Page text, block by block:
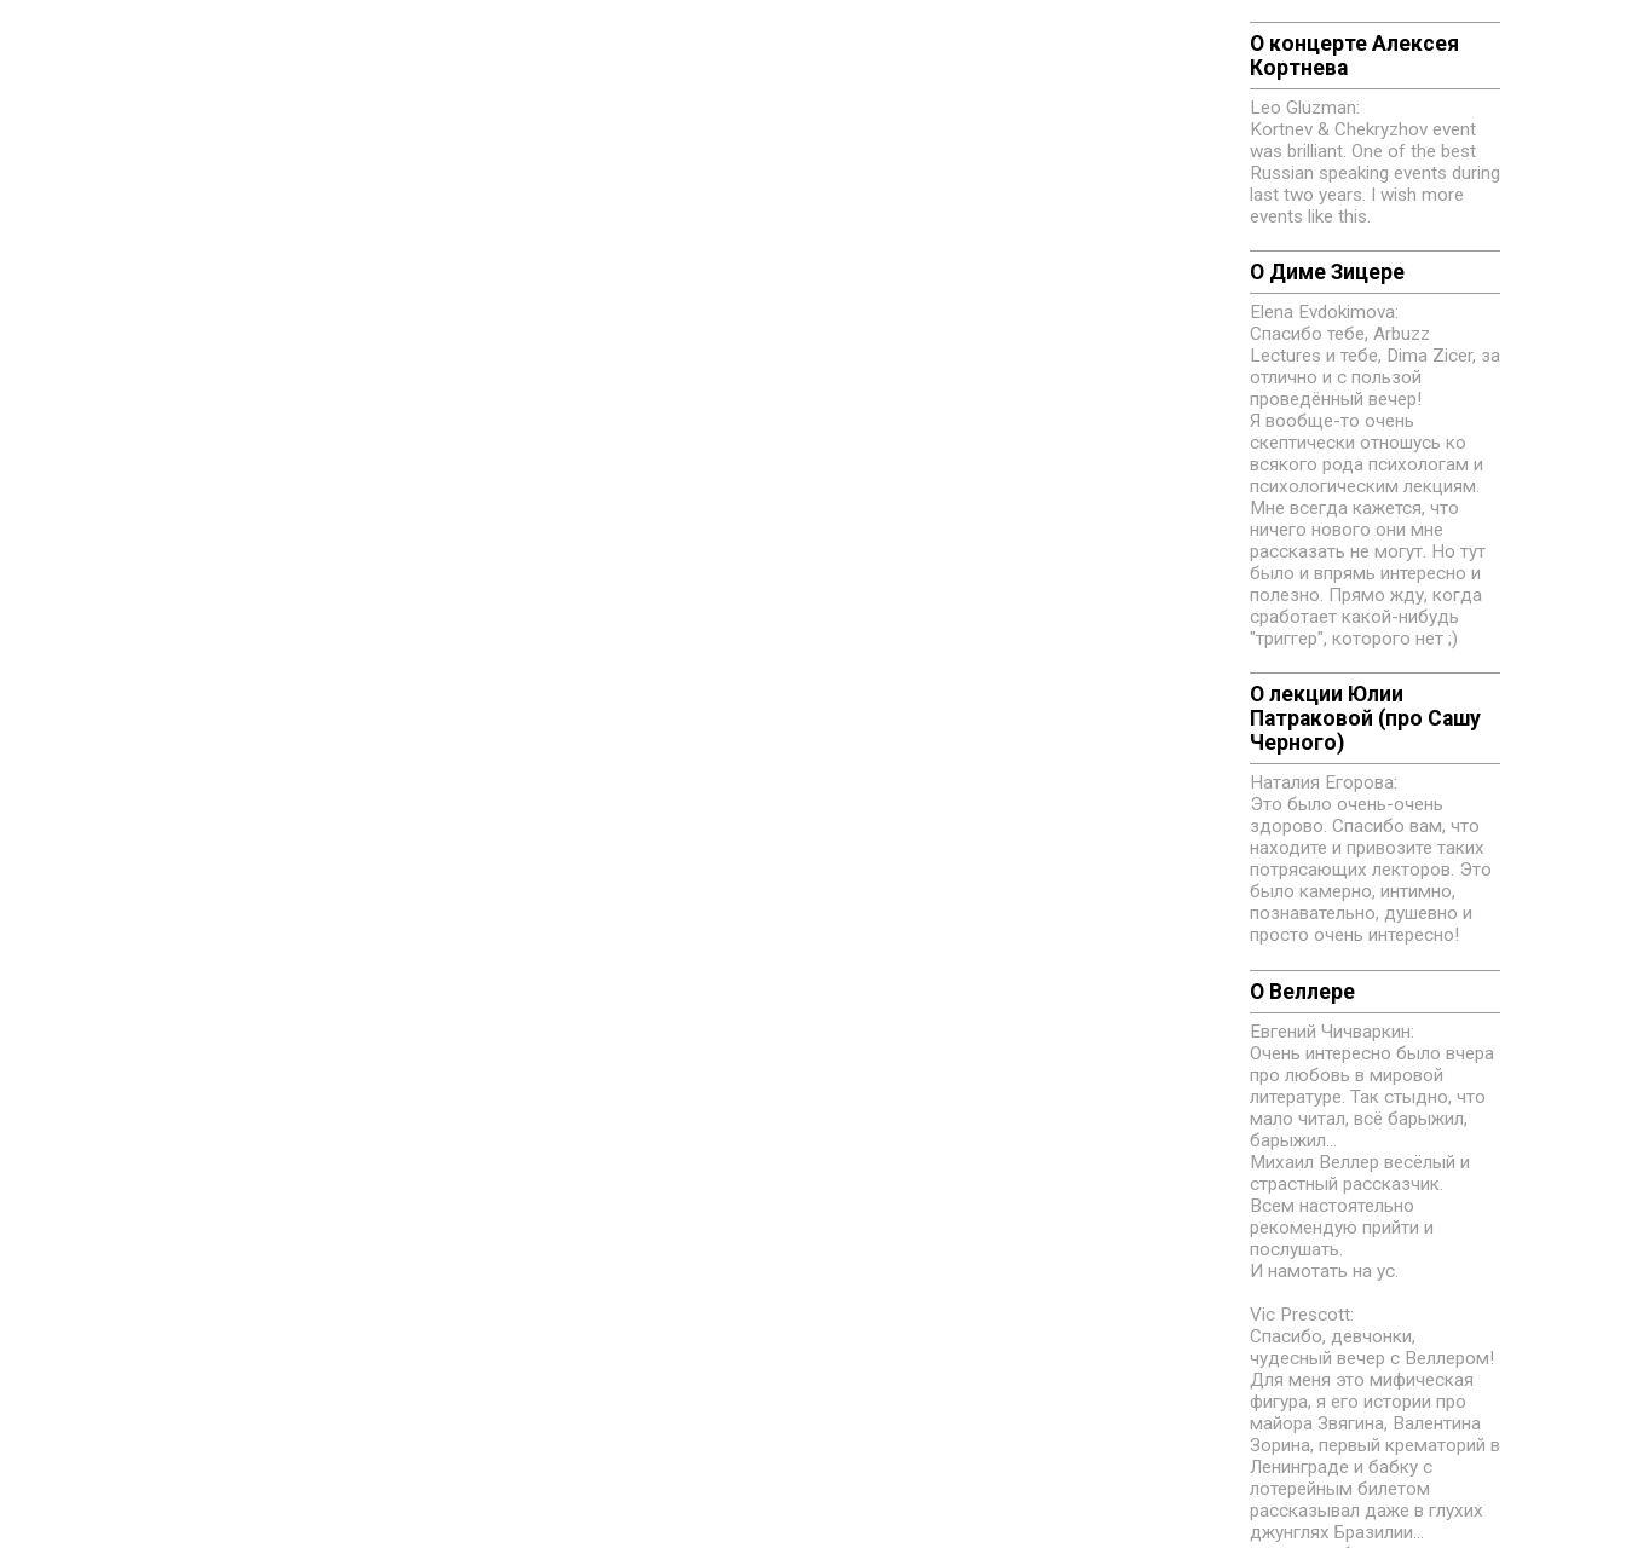
О концерте Алексея
Кортнева
Leo Gluzman:
Kortnev & Chekryzhov event
was brilliant. One of the best
Russian speaking events during
last two years. I wish more
events like this.
О Диме Зицере
Elena Evdokimovа:
Спасибо тебе, Arbuzz
Lectures и тебе, Dima Zicer, за
отлично и с пользой
проведённый вечер!
Я вообще-то очень
скептически отношусь ко
всякого рода психологам и
психологическим лекциям.
Мне всегда кажется, что
ничего нового они мне
рассказать не могут. Но тут
было и впрямь интересно и
полезно. Прямо жду, когда
сработает какой-нибудь
"триггер", которого нет ;)
О лекции Юлии
Патраковой (про Сашу
Черного)
Наталия Егорова:
Это было очень-очень
здорово. Спасибо вам, что
находите и привозите таких
потрясающих лекторов. Это
было камерно, интимно,
познавательно, душевно и
просто очень интересно!
О Веллере
Евгений Чичваркин:
Очень интересно было вчера
про любовь в мировой
литературе. Так стыдно, что
мало читал, всё барыжил,
барыжил...
Михаил Веллер весёлый и
страстный рассказчик.
Всем настоятельно
рекомендую прийти и
послушать.
И намотать на ус.
Vic Prescott:
Спасибо, девчонки,
чудесный вечер с Веллером!
Для меня это мифическая
фигура, я его истории про
майора Звягина, Валентина
Зорина, первый крематорий в
Ленинграде и бабку с
лотерейным билетом
рассказывал даже в глухих
джунглях Бразилии...